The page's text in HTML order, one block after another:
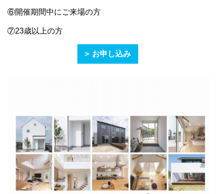
⑥開催期間中にご来場の方
⑦23歳以上の方
お申し込み